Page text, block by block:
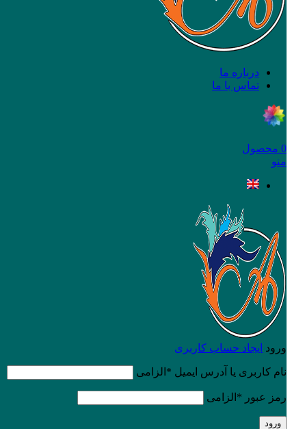
درباره ما
تماس با ما
0 محصول
منو
ورود ایجاد حساب کاربری
نام کاربری یا آدرس ایمیل * الزامی
رمز عبور * الزامی
ورود